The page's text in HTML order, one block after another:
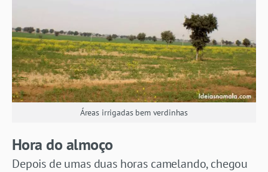
Áreas irrigadas bem verdinhas
Hora do almoço
Depois de umas duas horas camelando, chegou